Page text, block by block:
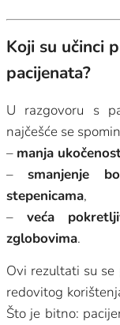
Koji su učinci
pacijenata?
U razgovoru s
najčešće se
– manja
– smanjenje
stepenicama,
– veća
zglobovima.
Ovi rezultati su
redovitog
Što je bitno: